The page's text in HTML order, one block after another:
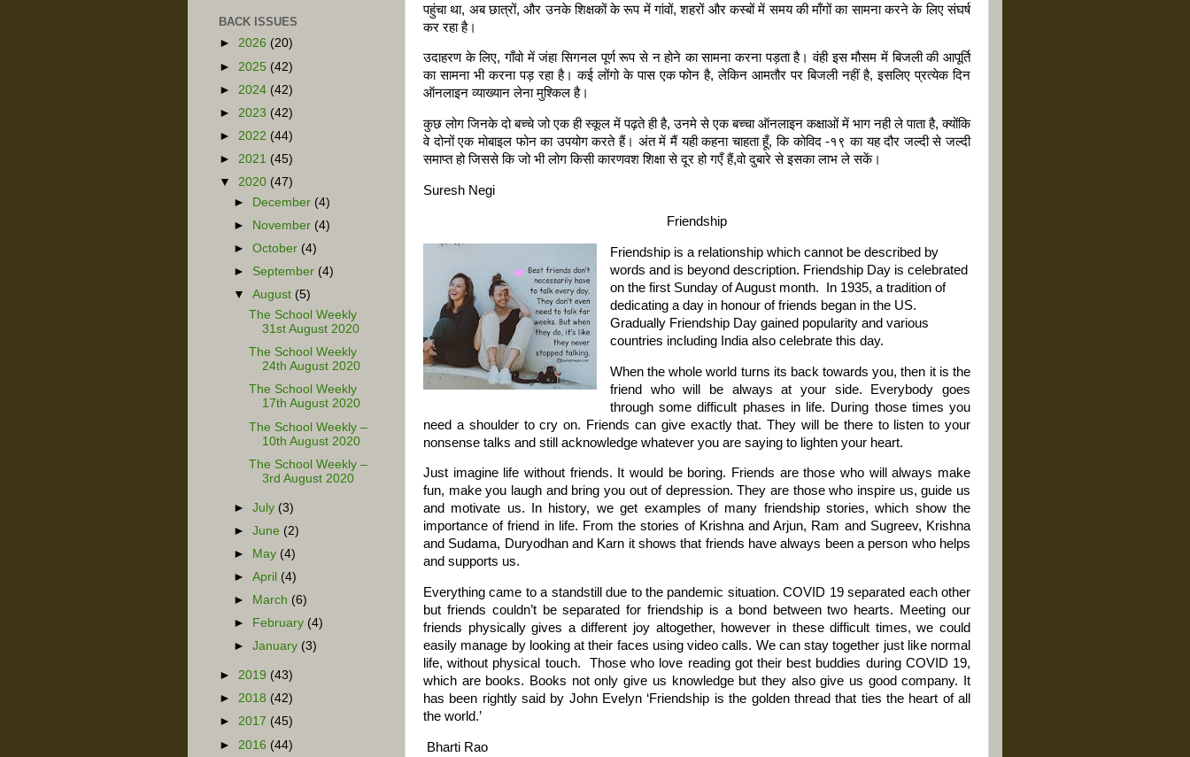
पहुंचा था, अब छात्रों, और उनके शिक्षकों के रूप में गांवों, शहरों और कस्बों में समय की माँगों का सामना करने के लिए संघर्ष
कर रहा है।
उदाहरण के लिए, गाँवो में जंहा सिगनल पूर्ण रूप से न होने का सामना करना पड़ता है। वंही इस मौसम में बिजली की आपूर्ति
का सामना भी करना पड़ रहा है। कई लोंगो के पास एक फोन है, लेकिन आमतौर पर बिजली नहीं है, इसलिए प्रत्येक दिन
ऑनलाइन व्याख्यान लेना मुश्किल है।
कुछ लोग जिनके दो बच्चे जो एक ही स्कूल में पढ़ते ही है, उनमे से एक बच्चा ऑनलाइन कक्षाओं में भाग नही ले पाता है, क्योंकि
वे दोनों एक मोबाइल फोन का उपयोग करते हैं। अंत में मैं यही कहना चाहता हूँ, कि कोविद -१९ का यह दौर जल्दी से जल्दी
समाप्त हो जिससे कि जो भी लोग किसी कारणवश शिक्षा से दूर हो गएँ हैं,वो दुबारे से इसका लाभ ले सकें।
Suresh Negi
Friendship
Friendship is a relationship which cannot be described by
words and is beyond description. Friendship Day is celebrated
on the first Sunday of August month. In 1935, a tradition of
dedicating a day in honour of friends began in the US.
Gradually Friendship Day gained popularity and various
countries including India also celebrate this day.
When the whole world turns its back towards you, then it is the
friend who will be always at your side. Everybody goes
through some difficult phases in life. During those times you
need a shoulder to cry on. Friends can give exactly that. They will be there to listen to your
nonsense talks and still acknowledge whatever you are saying to lighten your heart.
Just imagine life without friends. It would be boring. Friends are those who will always make
fun, make you laugh and bring you out of depression. They are those who inspire us, guide us
and motivate us. In history, we get examples of many friendship stories, which show the
importance of friend in life. From the stories of Krishna and Arjun, Ram and Sugreev, Krishna
and Sudama, Duryodhan and Karn it shows that friends have always been a person who helps
and supports us.
Everything came to a standstill due to the pandemic situation. COVID 19 separated each other
but friends couldn’t be separated for friendship is a bond between two hearts. Meeting our
friends physically gives a different joy altogether, however in these difficult times, we could
easily manage by looking at their faces using video calls. We can stay together just like normal
life, without physical touch. Those who love reading got their best buddies during COVID 19,
which are books. Books not only give us knowledge but they also give us good company. It
has been rightly said by John Evelyn ‘Friendship is the golden thread that ties the heart of all
the world.’
Bharti Rao
BACK ISSUES
► 2026 (20)
► 2025 (42)
► 2024 (42)
► 2023 (42)
► 2022 (44)
► 2021 (45)
▼ 2020 (47)
►
December (4)
►
November (4)
►October (4)
► September (4)
▼August (5)
The School Weekly
31st August 2020
The School Weekly
24th August 2020
The School Weekly
17th August 2020
The School Weekly –
10th August 2020
The School Weekly –
3rd August 2020
►July (3)
►June (2)
►
May (4)
►April (4)
►
March (6)
►
February (4)
►January (3)
► 2019 (43)
► 2018 (42)
► 2017 (45)
► 2016 (44)